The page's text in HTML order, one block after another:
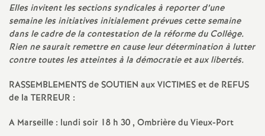
d
e
s
E
Elles invitent les sections syndicales à reporter d’une
semaine les initiatives initialement prévues cette semaine
dans le cadre de la contestation de la réforme du Collège.
Rien ne saurait remettre en cause leur détermination à lutter
contre toutes les atteintes à la démocratie et aux libertés.
RASSEMBLEMENTS de SOUTIEN aux VICTIMES et de REFUS
de la TERREUR :
A Marseille : lundi soir 18 h 30 , Ombrière du Vieux-Port